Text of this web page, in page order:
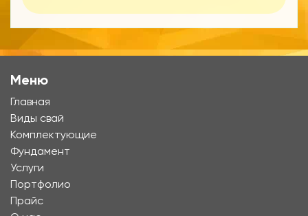
Меню
Главная
Виды свай
Комплектующие
Фундамент
Услуги
Портфолио
Прайс